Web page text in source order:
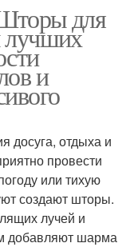
для
лучших
и
досуга, отдыха и
провести
или тихую
создают шторы.
лучей и
добавляют шарма